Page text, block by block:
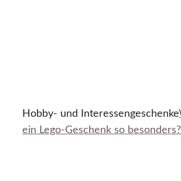
Hobby- und Interessengeschenke
ein Lego-Geschenk so besonders?